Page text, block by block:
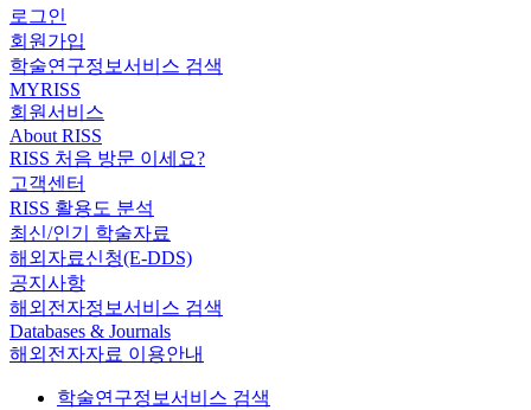
로그인
회원가입
학술연구정보서비스 검색
MYRISS
회원서비스
About RISS
RISS 처음 방문 이세요?
고객센터
RISS 활용도 분석
최신/인기 학술자료
해외자료신청(E-DDS)
공지사항
해외전자정보서비스 검색
Databases & Journals
해외전자자료 이용안내
학술연구정보서비스 검색